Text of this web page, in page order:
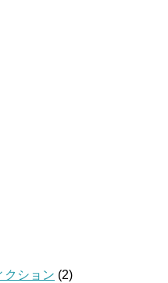
クション (2)